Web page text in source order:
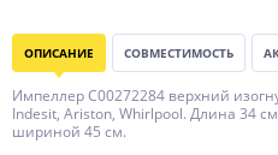
ОПИСАНИЕ СОВМЕСТИМОСТЬ
Импеллер С00272284 верхний
Indesit, Ariston, Whirlpool. Длина 34
шириной 45 см.